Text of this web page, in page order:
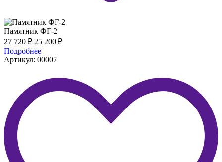
Памятник ФГ-2
27 720 ₽ 25 200 ₽
Подробнее
Артикул: 00007